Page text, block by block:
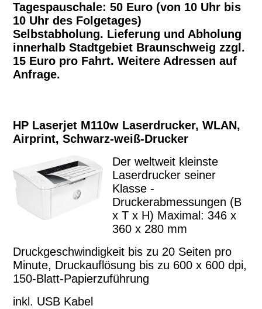
Tagespauschale: 50 Euro (von 10 Uhr bis
10 Uhr des Folgetages)
Selbstabholung. Lieferung und Abholung
innerhalb Stadtgebiet Braunschweig zzgl.
15 Euro pro Fahrt. Weitere Adressen auf
Anfrage.
HP Laserjet M110w Laserdrucker, WLAN,
Airprint, Schwarz-weiß-Drucker
Der weltweit kleinste
Laserdrucker seiner
Klasse -
Druckerabmessungen (B
x T x H) Maximal: 346 x
360 x 280 mm
Druckgeschwindigkeit bis zu 20 Seiten pro
Minute, Druckauflösung bis zu 600 x 600 dpi,
150-Blatt-Papierzuführung
inkl. USB Kabel